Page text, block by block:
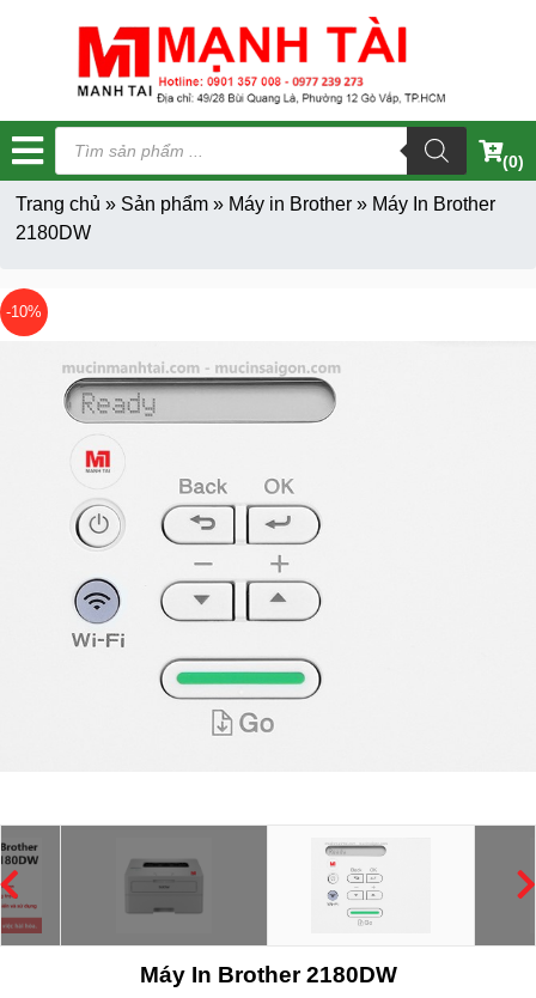
Tìm
kiếm
sản
phẩm
(0)
Trang chủ » Sản phẩm» Máy in Brother» Máy In Brother
2180DW
-10%
Máy In Brother 2180DW